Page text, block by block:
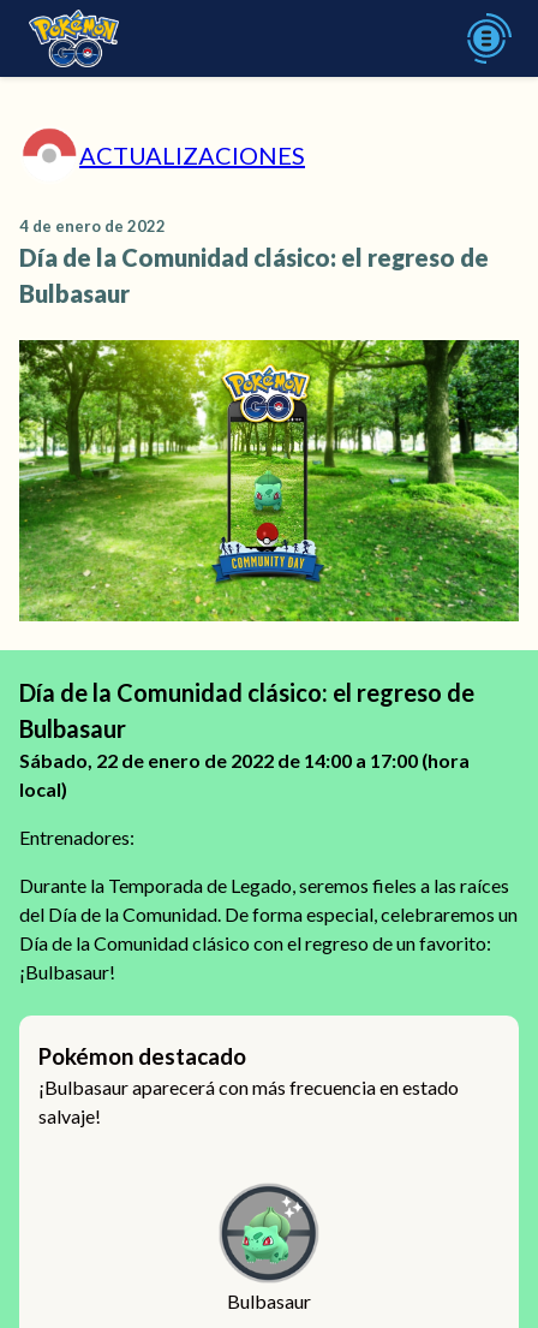
ACTUALIZACIONES
4 de enero de 2022
Día de la Comunidad clásico: el regreso de
Bulbasaur
Día de la Comunidad clásico: el regreso de
Bulbasaur
Sábado, 22 de enero de 2022 de 14:00 a 17:00 (hora
local)
Entrenadores:
Durante la Temporada de Legado, seremos fieles a las raíces
del Día de la Comunidad. De forma especial, celebraremos un
Día de la Comunidad clásico con el regreso de un favorito:
¡Bulbasaur!
Pokémon destacado
¡Bulbasaur aparecerá con más frecuencia en estado
salvaje!
Bulbasaur